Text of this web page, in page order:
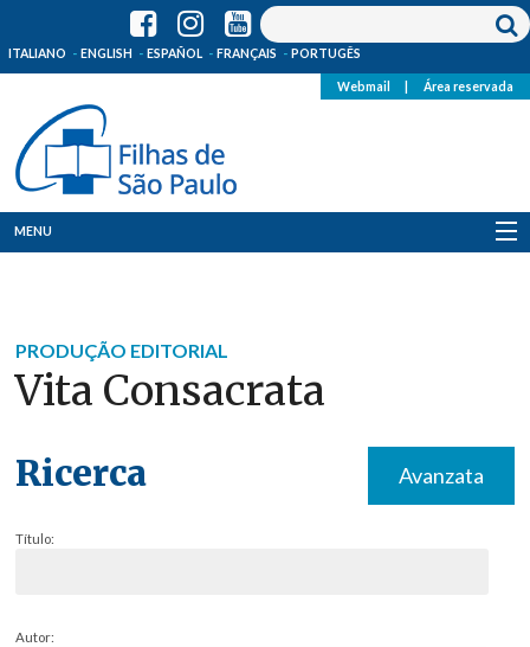
ITALIANO ENGLISH ESPAÑOL FRANÇAIS PORTUGÊS
Webmail Área reservada
MENU
Onde Estamos
Notícias
PRODUÇÃO EDITORIAL
Vita Consacrata
Ricerca Avanzata
Título:
Autor: